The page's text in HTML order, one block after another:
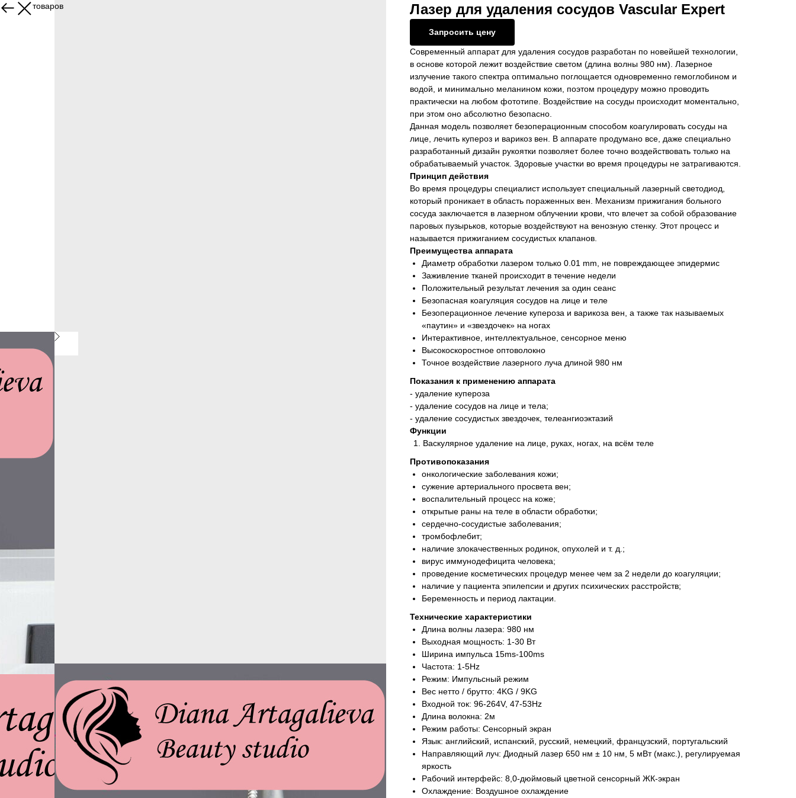
Больше товаров Лазер для удаления сосудов Vascular Expert
Запросить цену
Современный аппарат для удаления сосудов разработан по новейшей технологии,
в основе которой лежит воздействие светом (длина волны 980 нм). Лазерное
излучение такого спектра оптимально поглощается одновременно гемоглобином и
водой, и минимально меланином кожи, поэтом процедуру можно проводить
практически на любом фототипе. Воздействие на сосуды происходит моментально,
при этом оно абсолютно безопасно.
Данная модель позволяет безоперационным способом коагулировать сосуды на
лице, лечить купероз и варикоз вен. В аппарате продумано все, даже специально
разработанный дизайн рукоятки позволяет более точно воздействовать только на
обрабатываемый участок. Здоровые участки во время процедуры не затрагиваются.
Принцип действия
Во время процедуры специалист использует специальный лазерный светодиод,
который проникает в область пораженных вен. Механизм прижигания больного
сосуда заключается в лазерном облучении крови, что влечет за собой образование
паровых пузырьков, которые воздействуют на венозную стенку. Этот процесс и
называется прижиганием сосудистых клапанов.
Преимущества аппарата
Диаметр обработки лазером только 0.01 mm, не повреждающее эпидермис
Заживление тканей происходит в течение недели
Положительный результат лечения за один сеанс
Безопасная коагуляция сосудов на лице и теле
Безоперационное лечение купероза и варикоза вен, а также так называемых
«паутин» и «звездочек» на ногах
Интерактивное, интеллектуальное, сенсорное меню
Высокоскоростное оптоволокно
Точное воздействие лазерного луча длиной 980 нм
Показания к применению аппарата
- удаление купероза
- удаление сосудов на лице и тела;
- удаление сосудистых звездочек, телеангиоэктазий
Функции
Васкулярное удаление на лице, руках, ногах, на всём теле
Противопоказания
онкологические заболевания кожи;
сужение артериального просвета вен;
воспалительный процесс на коже;
открытые раны на теле в области обработки;
сердечно-сосудистые заболевания;
тромбофлебит;
наличие злокачественных родинок, опухолей и т. д.;
вирус иммунодефицита человека;
проведение косметических процедур менее чем за 2 недели до коагуляции;
наличие у пациента эпилепсии и других психических расстройств;
Беременность и период лактации.
Технические характеристики
Длина волны лазера: 980 нм
Выходная мощность: 1-30 Вт
Ширина импульса 15ms-100ms
Частота: 1-5Hz
Режим: Импульсный режим
Вес нетто / брутто: 4KG / 9KG
Входной ток: 96-264V, 47-53Hz
Длина волокна: 2м
Режим работы: Сенсорный экран
Язык: английский, испанский, русский, немецкий, французский, португальский
Направляющий луч: Диодный лазер 650 нм ± 10 нм, 5 мВт (макс.), регулируемая
яркость
Рабочий интерфейс: 8,0-дюймовый цветной сенсорный ЖК-экран
Охлаждение: Воздушное охлаждение